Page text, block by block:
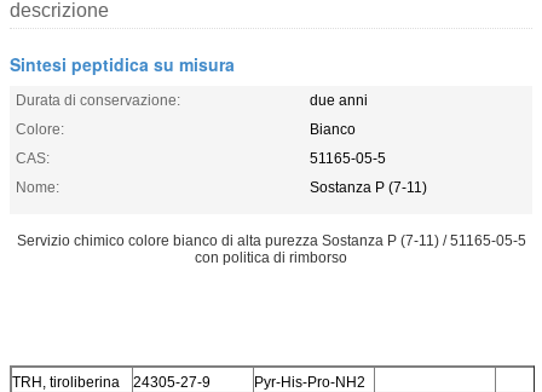
descrizione
Sintesi peptidica su misura
Durata di conservazione:
due anni
Colore:
Bianco
CAS:
51165-05-5
Nome:
Sostanza P (7-11)
Servizio chimico colore bianco di alta purezza Sostanza P (7-11) / 51165-05-5
con politica di rimborso
TRH, tiroliberina 24305-27-9 Pyr-His-Pro-NH2